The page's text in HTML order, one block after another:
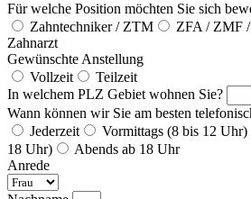
Für welche Position möchten Sie sich
Zahntechniker / ZTM
ZFA / ZMF
Zahnarzt
Gewünschte Anstellung
Vollzeit
Teilzeit
In welchem PLZ Gebiet wohnen Sie?
Wann können wir Sie am besten
Jederzeit
Vormittags (8 bis 12 Uhr)
18 Uhr)
Abends ab 18 Uhr
Anrede